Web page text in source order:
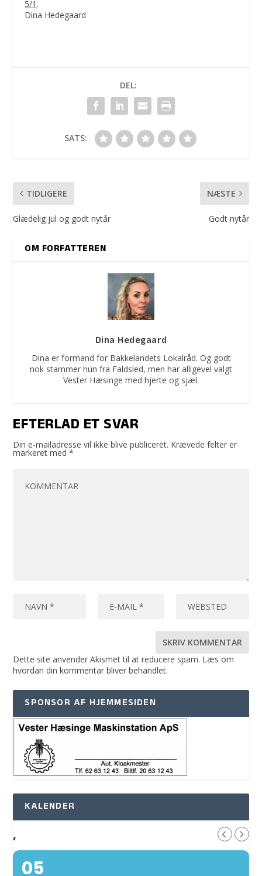
5/1 .
Dina Hedegaard
DEL:
SATS:
TIDLIGERE
Glædelig jul og godt nytår
NÆSTE
Godt nytår
OM FORFATTEREN
Dina Hedegaard
Dina er formand for Bakkelandets Lokalråd. Og godt
nok stammer hun fra Faldsled, men har alligevel valgt
Vester Hæsinge med hjerte og sjæl.
EFTERLAD ET SVAR
Din e-mailadresse vil ikke blive publiceret. Krævede felter er
markeret med*
Dette site anvender Akismet til at reducere spam. Læs om
hvordan din kommentar bliver behandlet.
SPONSOR AF HJEMMESIDEN
KALENDER
,
05